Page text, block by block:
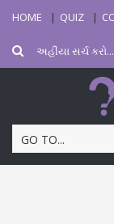
HOME QUIZ
GO TO...